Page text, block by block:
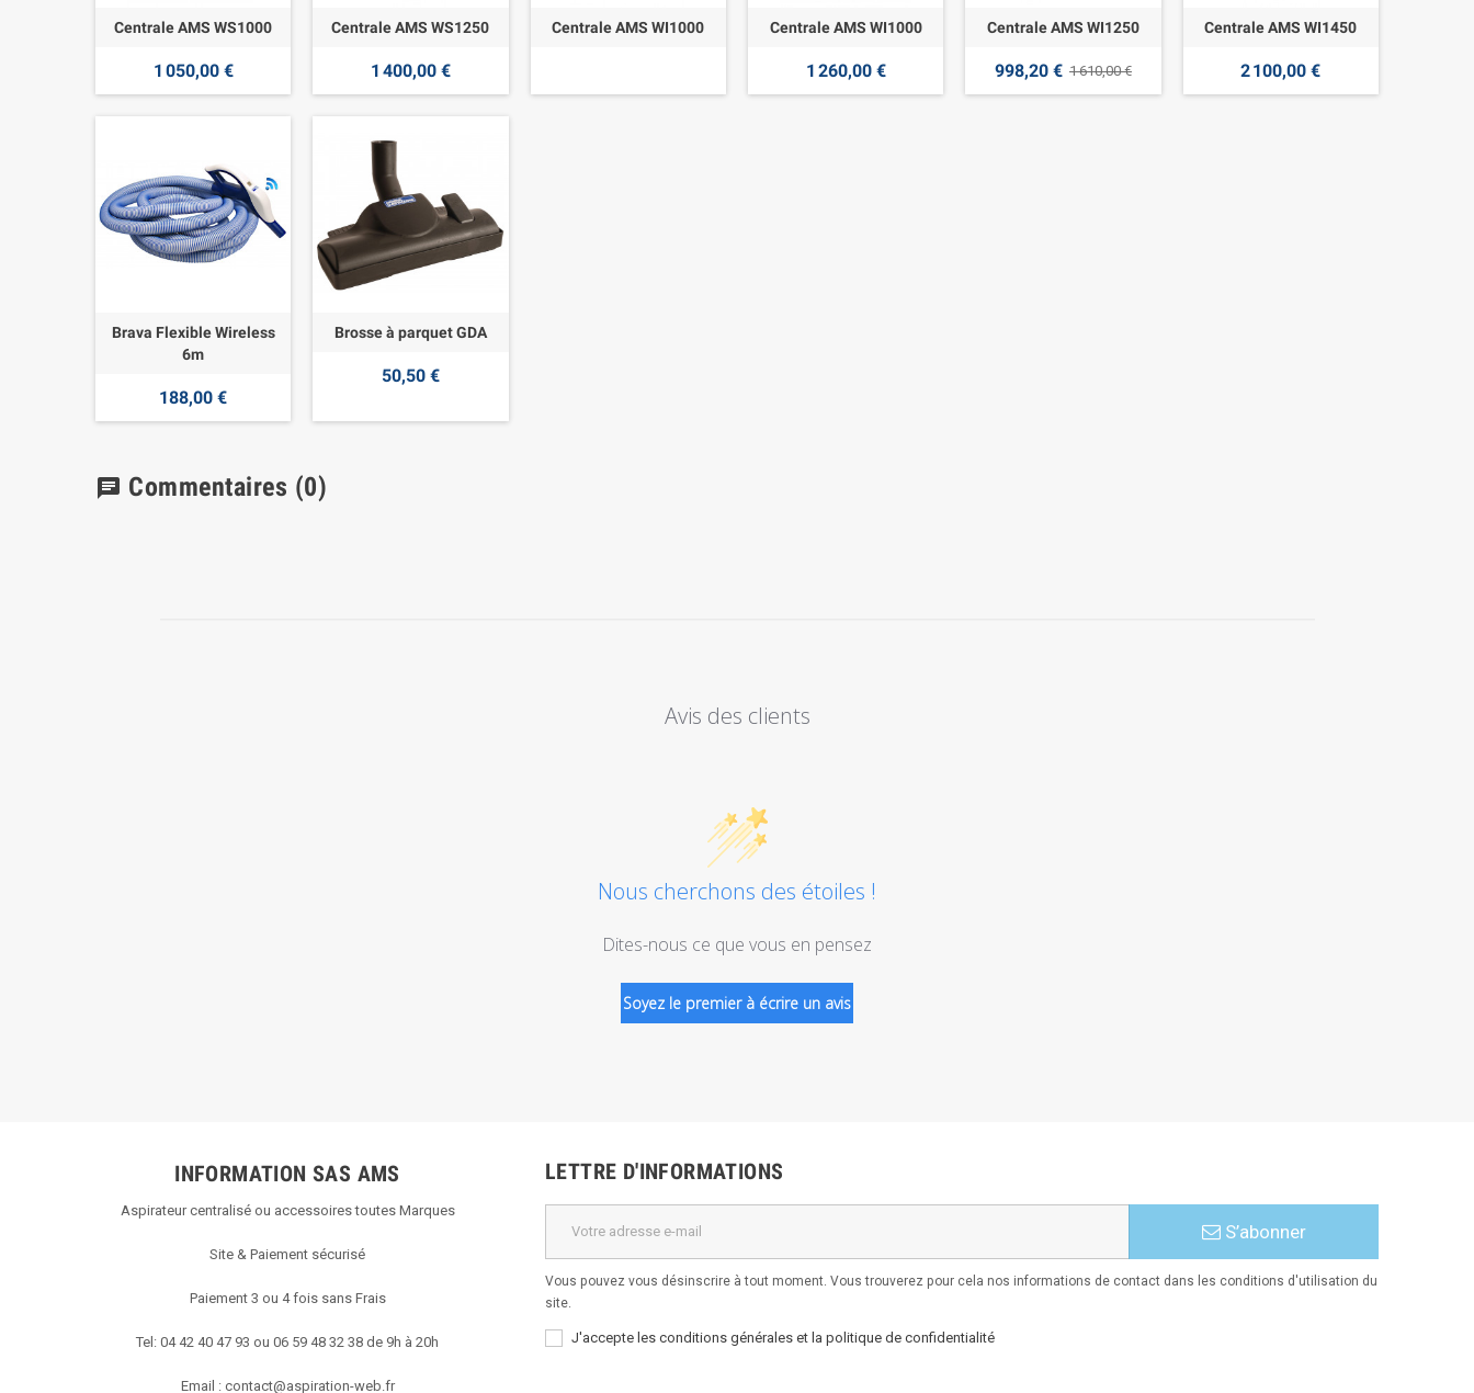
Centrale AMS WS1000
1 050,00 €
Centrale AMS WS1250
1 400,00 €
Centrale AMS WI1000 Centrale AMS WI1000
1 260,00 €
Centrale AMS WI1250
998,20 € 1 610,00 €
Centrale AMS WI1450
2 100,00 €
Brava Flexible Wireless
6m
188,00 €
Brosse à parquet GDA
50,50 €
chat Commentaires (0)
Avis des clients
Nous cherchons des étoiles !
Dites-nous ce que vous en pensez
Soyez le premier à écrire un avis
INFORMATION SAS AMS
Aspirateur centralisé ou accessoires toutes Marques
Site & Paiement sécurisé
Paiement 3 ou 4 fois sans Frais
Tel: 04 42 40 47 93 ou 06 59 48 32 38 de 9h à 20h
Email : contact@aspiration-web.fr
LETTRE D'INFORMATIONS
S’abonner
Vous pouvez vous désinscrire à tout moment. Vous trouverez pour cela nos informations de contact dans les conditions d'utilisation du
site.
J'accepte les conditions générales et la politique de confidentialité